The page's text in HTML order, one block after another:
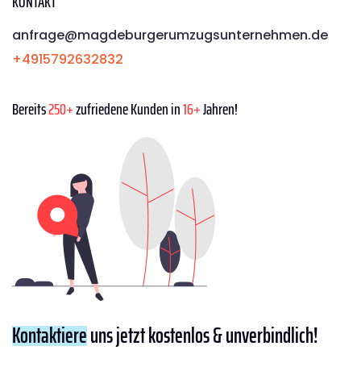
anfrage@magdeburgerumzugsunternehmen.de
+4915792632832
Bereits250+zufriedene Kunden in16+Jahren!
Kontaktiereuns jetzt kostenlos & unverbindlich!